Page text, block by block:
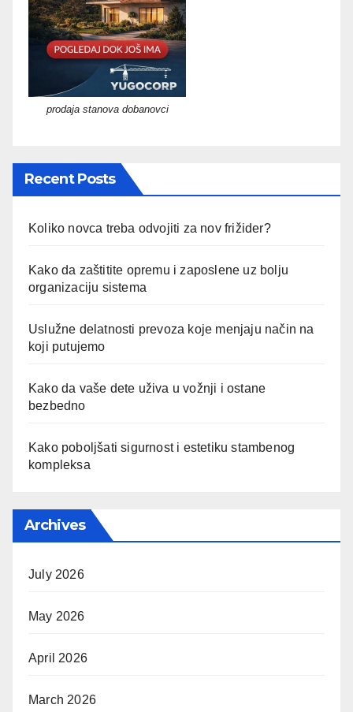
prodaja stanova dobanovci
Recent Posts
Koliko novca treba odvojiti za nov frižider?
Kako da zaštitite opremu i zaposlene uz bolju
organizaciju sistema
Uslužne delatnosti prevoza koje menjaju način na
koji putujemo
Kako da vaše dete uživa u vožnji i ostane
bezbedno
Kako poboljšati sigurnost i estetiku stambenog
kompleksa
Archives
July 2026
May 2026
April 2026
March 2026